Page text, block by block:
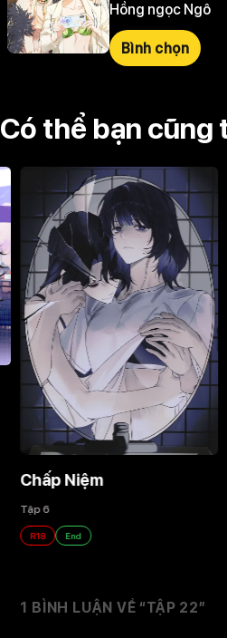
Hồng ngọc Ngô
Bình chọn
Có thể bạn cũng
Chấp Niệm
Tập 6
R18 End
1 BÌNH LUẬN VỀ “TẬP 22”